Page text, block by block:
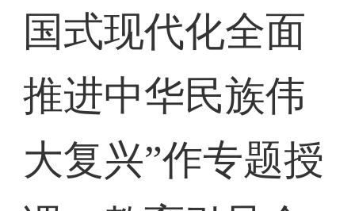
国式现代化全面
推进中华民族伟
大复兴”作专题授